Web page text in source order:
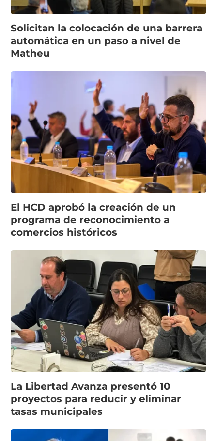
Solicitan la colocación de una barrera
automática en un paso a nivel de
Matheu
El HCD aprobó la creación de un
programa de reconocimiento a
comercios históricos
La Libertad Avanza presentó 10
proyectos para reducir y eliminar
tasas municipales